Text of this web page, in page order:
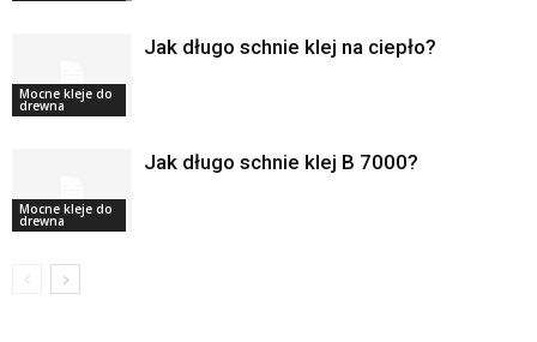
Mocne kleje do
drewna
Jak długo schnie klej na ciepło?
Mocne kleje do
drewna
Jak długo schnie klej B 7000?